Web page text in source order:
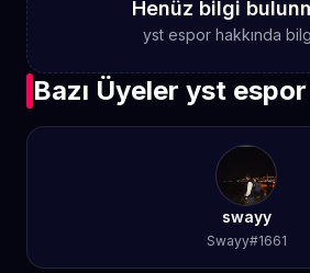
Henüz bilgi
yst espor hakkında
Bazı Üyeler yst espor
swayy
Swayy#1661